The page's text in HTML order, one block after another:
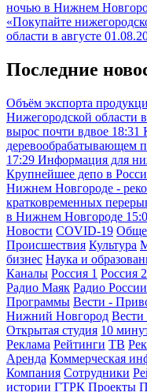
ночью в Нижнем
«Покупайте
области в августе
Последние
Объём экспорта
Нижегородской области
вырос почти вдвое 18:31
деревообрабатывающем
17:29 Информация для
Крупнейшее депо в
Нижнем Новгороде -
кратковременных
в Нижнем Новгороде
Новости COVID-19
Происшествия Культура
бизнес Наука и
Каналы Россия 1 Россия
Радио Маяк Радио России
Программы Вести -
Нижний Новгород Вести
Открытая студия 10
Реклама Рейтинги ТВ
Аренда Коммерческая
Компания Сотрудники
истории ГТРК Проекты